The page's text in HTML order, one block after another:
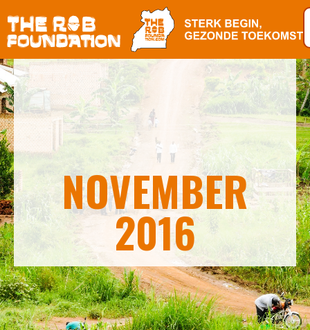
NOVEMBER
2016